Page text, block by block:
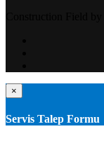
×
Servis Talep Formu